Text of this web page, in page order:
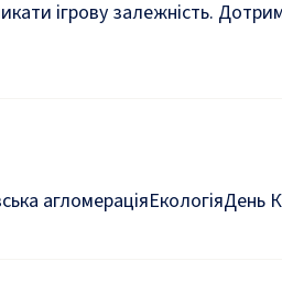
ігрову залежність.
агломераціяЕкологіяДень